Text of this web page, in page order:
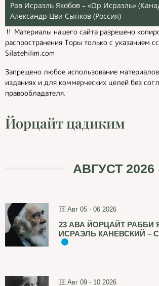
Рав Исраэль Якобов – «Ор Исраэль»
Александр Цви Сыпков (Россия)
‼️ Материалы нашего сайта разрешено
распространения Торы только с указанием
Silatehilim.com
Запрещено любое использование
изданиях и для коммерческих целей без
правообладателя.
Йорцайт цадиким
АВГУСТ 2026
Авг 05 - 06 2026
23 АВА ЙОРЦАЙТ РАББИ
ИСРАЭЛЬ КАНЕВСКИЙ –
Авг 09 - 10 2026